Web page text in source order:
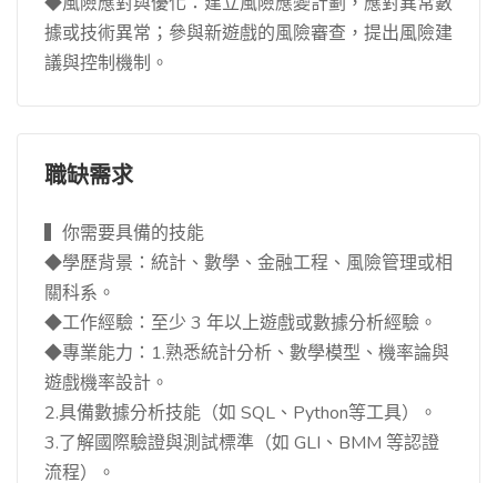
據或技術異常；參與新遊戲的風險審查，提出風險建
議與控制機制。
職缺需求
▍你需要具備的技能
◆學歷背景：統計、數學、金融工程、風險管理或相
關科系。
◆工作經驗：至少 3 年以上遊戲或數據分析經驗。
◆專業能力：1.熟悉統計分析、數學模型、機率論與
遊戲機率設計。
2.具備數據分析技能（如 SQL、Python等工具）。
3.了解國際驗證與測試標準（如 GLI、BMM 等認證
流程）。